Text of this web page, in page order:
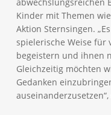
Kinder mit Themen
Aktion Sternsingen.
spielerische Weise für
begeistern und ihnen
Gleichzeitig möchten
Gedanken